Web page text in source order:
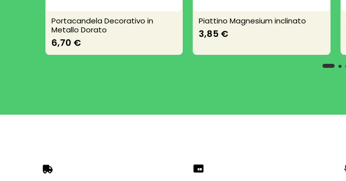
Portacandela Decorativo in
Metallo Dorato
6,70 €
Piattino Magnesium inclinato
3,85 €